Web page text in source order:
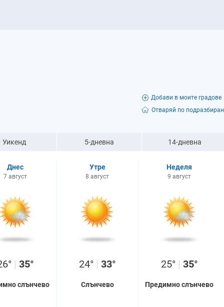
Добави в моите градове
Отваряй по
Уикенд 5-дневна 14-дневна
Днес
7 август
| 35°
слънчево
Утре
8 август
24° | 33°
Слънчево
Неделя
9 август
25° | 35°
Предимно слънчево